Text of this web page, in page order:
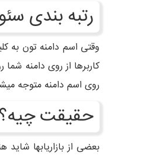
رتبه بندی
وقتی اسم دامنه تون به
کاربرها از روی دامنه
روی اسم دامنه متوجه
حقیقت چیه؟
بعضی از بازاریابها